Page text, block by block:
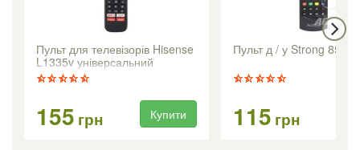
Пульт для телевізорів Hisense
L1335v універсальний
155 грн Купити
Пульт д / у Strong 8500
115 грн